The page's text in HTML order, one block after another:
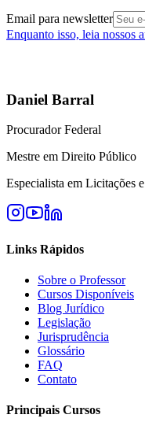
Email para newsletter
Enquanto isso, leia nossos
Daniel Barral
Procurador Federal
Mestre em Direito Público
Especialista em Licitações
Links Rápidos
Sobre o Professor
Cursos Disponíveis
Blog Jurídico
Legislação
Jurisprudência
Glossário
FAQ
Contato
Principais Cursos